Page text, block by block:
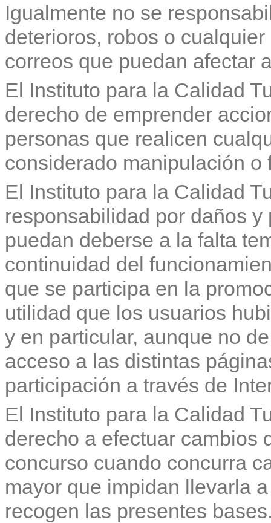
Igualmente no se
deterioros, robos o
correos que puedan afectar
El Instituto para la Calidad
derecho de emprender
personas que realicen
considerado manipulación
El Instituto para la Calidad
responsabilidad por daños
puedan deberse a la falta
continuidad del
que se participa en la
utilidad que los usuarios
y en particular, aunque no
acceso a las distintas
participación a través de
El Instituto para la Calidad
derecho a efectuar cambios
concurso cuando concurra
mayor que impidan llevarla
recogen las presentes